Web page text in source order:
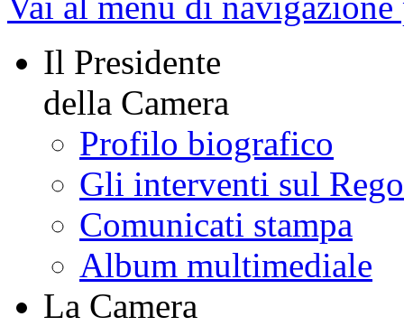
Il Presidente
della Camera
Profilo biografico
Gli interventi sul
Comunicati stampa
Album multimediale
La Camera